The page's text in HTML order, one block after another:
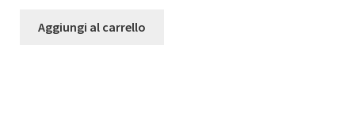
Aggiungi al carrello